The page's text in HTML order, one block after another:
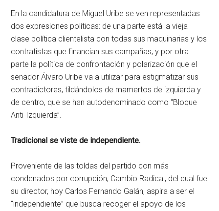
En la candidatura de Miguel Uribe se ven representadas
dos expresiones políticas: de una parte está la vieja
clase política clientelista con todas sus maquinarias y los
contratistas que financian sus campañas, y por otra
parte la política de confrontación y polarización que el
senador Álvaro Uribe va a utilizar para estigmatizar sus
contradictores, tildándolos de mamertos de izquierda y
de centro, que se han autodenominado como “Bloque
Anti-Izquierda”.
Tradicional se viste de independiente.
Proveniente de las toldas del partido con más
condenados por corrupción, Cambio Radical, del cual fue
su director, hoy Carlos Fernando Galán, aspira a ser el
“independiente” que busca recoger el apoyo de los